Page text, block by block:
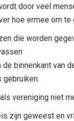
door veel
hoe ermee om te
die worden
binnenkant van
gebruiken.
vereniging niet
zijn geweest en